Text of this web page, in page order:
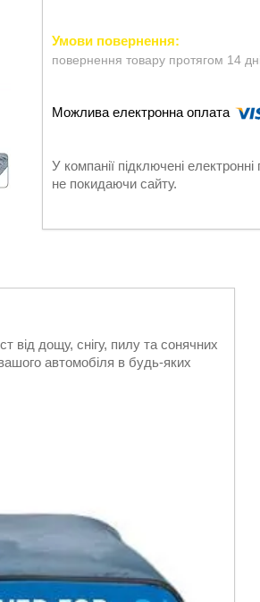
повернення товару протягом 14
У компанії підключені
не покидаючи сайту.
від дощу, снігу, пилу та сонячних
автомобіля в будь-яких